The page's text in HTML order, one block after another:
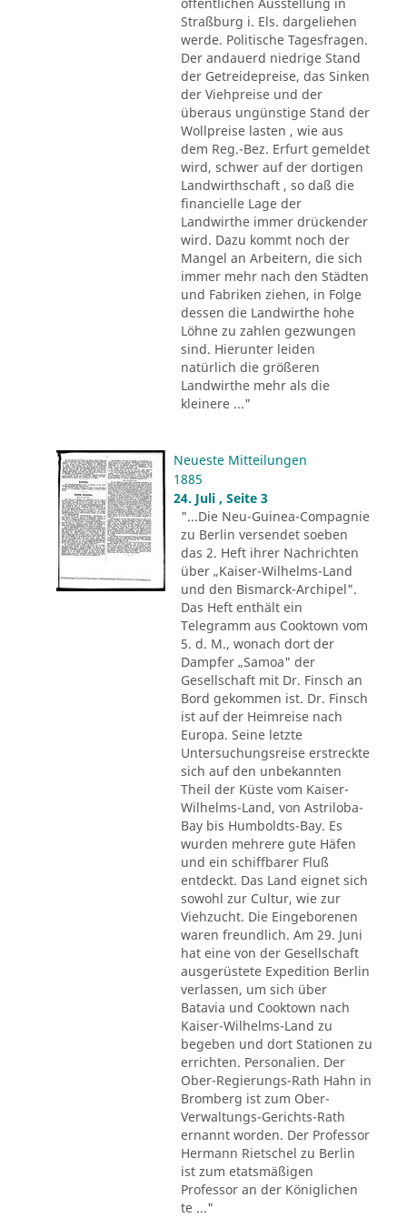
Straßburg i. Els. dargeliehen
werde. Politische Tagesfragen.
Der andauerd niedrige Stand
der Getreidepreise, das Sinken
der Viehpreise und der
überaus ungünstige Stand der
Wollpreise lasten , wie aus
dem Reg.-Bez. Erfurt gemeldet
wird, schwer auf der dortigen
Landwirthschaft , so daß die
financielle Lage der
Landwirthe immer drückender
wird. Dazu kommt noch der
Mangel an Arbeitern, die sich
immer mehr nach den Städten
und Fabriken ziehen, in Folge
dessen die Landwirthe hohe
Löhne zu zahlen gezwungen
sind. Hierunter leiden
natürlich die größeren
Landwirthe mehr als die
kleinere ..."
Neueste Mitteilungen
1885
24. Juli , Seite 3
"...Die Neu-Guinea-Compagnie
zu Berlin versendet soeben
das 2. Heft ihrer Nachrichten
über „Kaiser-Wilhelms-Land
und den Bismarck-Archipel".
Das Heft enthält ein
Telegramm aus Cooktown vom
5. d. M., wonach dort der
Dampfer „Samoa" der
Gesellschaft mit Dr. Finsch an
Bord gekommen ist. Dr. Finsch
ist auf der Heimreise nach
Europa. Seine letzte
Untersuchungsreise erstreckte
sich auf den unbekannten
Theil der Küste vom Kaiser-
Wilhelms-Land, von Astriloba-
Bay bis Humboldts-Bay. Es
wurden mehrere gute Häfen
und ein schiffbarer Fluß
entdeckt. Das Land eignet sich
sowohl zur Cultur, wie zur
Viehzucht. Die Eingeborenen
waren freundlich. Am 29. Juni
hat eine von der Gesellschaft
ausgerüstete Expedition Berlin
verlassen, um sich über
Batavia und Cooktown nach
Kaiser-Wilhelms-Land zu
begeben und dort Stationen zu
errichten. Personalien. Der
Ober-Regierungs-Rath Hahn in
Bromberg ist zum Ober-
Verwaltungs-Gerichts-Rath
ernannt worden. Der Professor
Hermann Rietschel zu Berlin
ist zum etatsmäßigen
Professor an der Königlichen
te ..."